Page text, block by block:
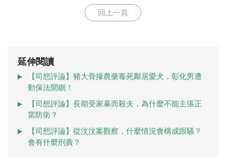
回上一頁
延伸閱讀
【司想評論】豬大骨摻農藥毒死鄰居愛犬，彰化男遭
動保法開鍘！
【司想評論】長期受家暴而殺夫，為什麼不能主張正
當防衛？
【司想評論】從汶汶案觀察，什麼情況會構成跟騷？
會有什麼刑責？